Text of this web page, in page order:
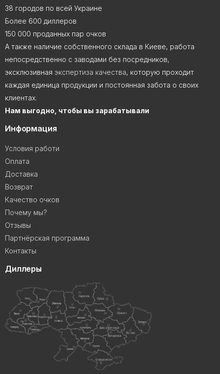
38 городов по всей Украине
Более 600 диллеров
150 000 проданных пар очков
А также наличие собственного склада в Киеве, работа
непосредственно с заводами без посредников,
эксклюзивная экспертиза качества, которую проходит
каждая единица продукции и постоянная забота о своих
клиентах.
Нам выгодно, чтобы вы зарабатывали
Информация
Условия работи
Оплата
Доставка
Возврат
Качество очков
Почему мы?
Отзывы
Партнёрская программа
Контакты
Диллеры